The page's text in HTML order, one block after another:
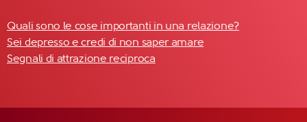
Quali sono le cose importanti in una relazione?
Sei depresso e credi di non saper amare
Segnali di attrazione reciproca